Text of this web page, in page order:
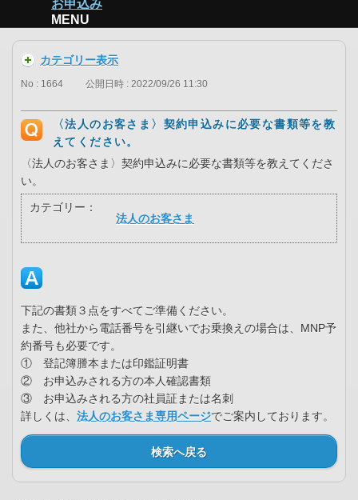
お申込み
MENU
カテゴリー表示
No : 1664 公開日時 : 2022/09/26 11:30
〈法人のお客さま〉契約申込みに必要な書類等を教
えてください。
〈法人のお客さま〉契約申込みに必要な書類等を教えてくださ
い。
カテゴリー：
法人のお客さま
下記の書類３点をすべてご準備ください。
また、他社から電話番号を引継いでお乗換えの場合は、MNP予
約番号も必要です。
① 登記簿謄本または印鑑証明書
② お申込みされる方の本人確認書類
③ お申込みされる方の社員証または名刺
詳しくは、 法人のお客さま専用ページでご案内しております。
検索へ戻る